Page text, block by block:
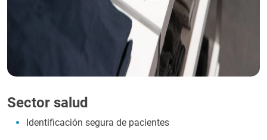
Sector salud
Identificación segura de pacientes